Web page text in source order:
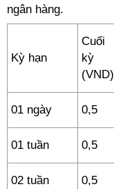
ngân hàng.
Kỳ hạn
Cuối
kỳ
(VND)
01 ngày 0,5
01 tuần 0,5
02 tuần 0,5